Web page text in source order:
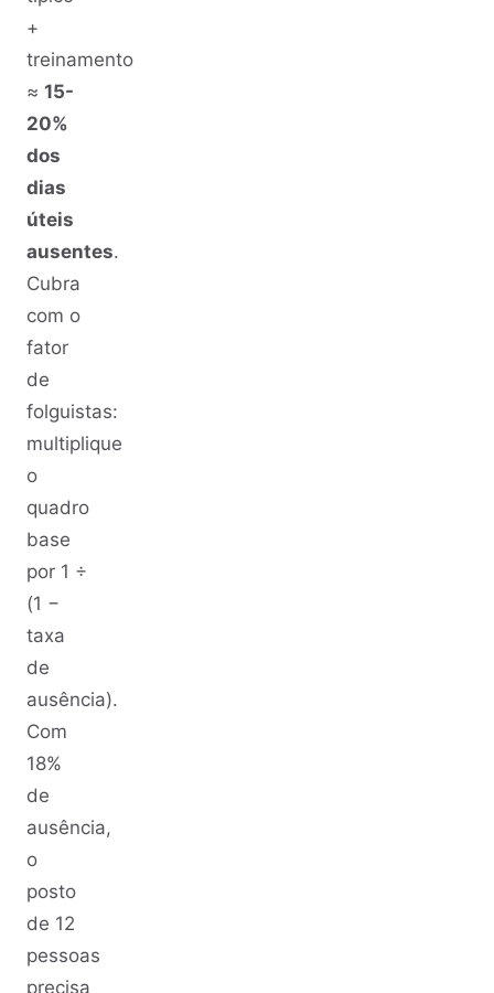
+
treinamento
≈ 15-
20%
dos
dias
úteis
ausentes.
Cubra
com o
fator
de
folguistas:
multiplique
o
quadro
base
por 1 ÷
(1 −
taxa
de
ausência).
Com
18%
de
ausência,
o
posto
de 12
pessoas
precisa